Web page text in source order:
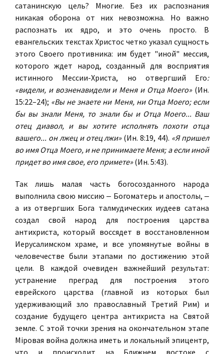
сатанинскую цель? Многие. Без их распознания
никакая оборона от них невозможна. Но важно
распознать их ядро, и это очень просто. В
евангельских текстах Христос четко указал сущность
этого Своего противника: им будет "иной" мессия,
которого ждет народ, созданный для восприятия
истинного Мессии-Христа, но отвергший Его:
«видели, и возненавидели и Меня и Отца Моего»(Ин.
15:22–24); «Вы не знаете ни Меня, ни Отца Моего; если
бы вы знали Меня, то знали бы и Отца Моего... Ваш
отец диавол, и вы хотите исполнять похоти отца
вашего... он лжец и отец лжи»(Ин. 8:19, 44). «Я пришел
во имя Отца Моего, и не принимаете Меня; а если иной
придет во имя свое, его примете»(Ин. 5:43).
Так лишь малая часть богосозданного народа
выполнила свою миссию ‒ Богоматерь и апостолы, ‒
а из отвергших Бога талмудических иудеев сатана
создал свой народ для построения царства
антихриста, который воссядет в восстановленном
Иерусалимском храме, и все упомянутые войны в
человечестве были этапами по достижению этой
цели. В каждой очевиден важнейший результат:
устранение преград для построения этого
еврейского царства (главной из которых был
удерживающий зло православный Третий Рим) и
создание будущего центра антихриста на Святой
земле. С этой точки зрения на окончательном этапе
Мiровая война должна иметь и локальный эпицентр,
что и происходит на Ближнем востоке с